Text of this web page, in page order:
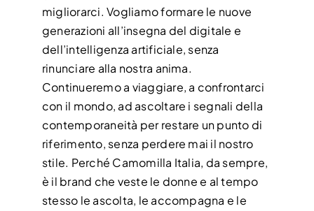
migliorarci. Vogliamo formare le nuove
generazioni all’insegna del digitale e
dell’intelligenza artificiale, senza
rinunciare alla nostra anima.
Continueremo a viaggiare, a confrontarci
con il mondo, ad ascoltare i segnali della
contemporaneità per restare un punto di
riferimento, senza perdere mai il nostro
stile. Perché Camomilla Italia, da sempre,
è il brand che veste le donne e al tempo
stesso le ascolta, le accompagna e le